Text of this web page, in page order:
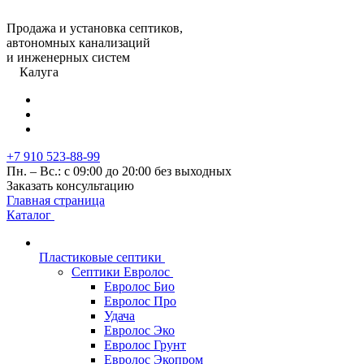
Продажа и установка септиков,
автономных канализаций
и инженерных систем
Калуга
+7 910 523-88-99
Пн. – Вс.: с 09:00 до 20:00 без выходных
Заказать консультацию
Главная страница
Каталог
Пластиковые септики
Септики Евролос
Евролос Био
Евролос Про
Удача
Евролос Эко
Евролос Грунт
Евролос Экопром